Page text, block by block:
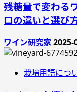
残糖量で変わる
口の違いと選び
ワイン研究家2025-
栽培用語につ